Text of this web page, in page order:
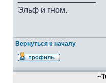
Эльф и гном.
Вернуться к началу